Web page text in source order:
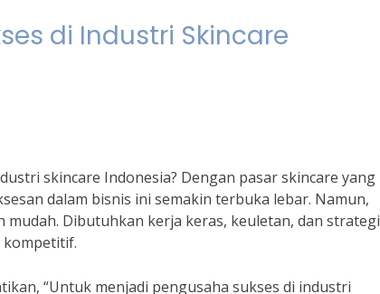
di Industri Skincare
skincare Indonesia? Dengan pasar skincare yang
dalam bisnis ini semakin terbuka lebar. Namun,
Dibutuhkan kerja keras, keuletan, dan strategi
kompetitif.
“Untuk menjadi pengusaha sukses di industri